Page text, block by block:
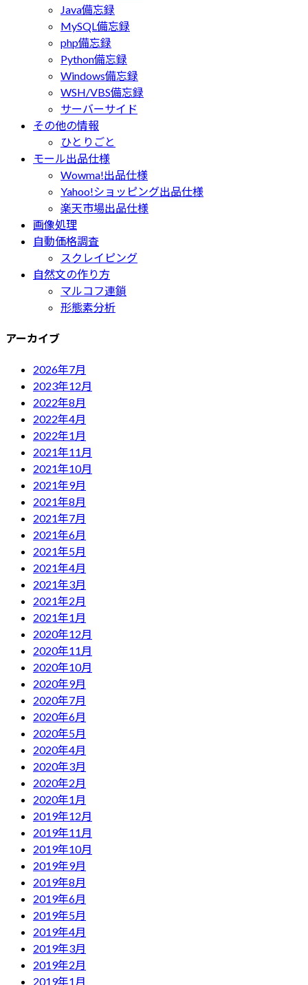
Java備忘録
MySQL備忘録
php備忘録
Python備忘録
Windows備忘録
WSH/VBS備忘録
サーバーサイド
その他の情報
ひとりごと
モール出品仕様
Wowma!出品仕様
Yahoo!ショッピング出品仕様
楽天市場出品仕様
画像処理
自動価格調査
スクレイピング
自然文の作り方
マルコフ連鎖
形態素分析
アーカイブ
2026年7月
2023年12月
2022年8月
2022年4月
2022年1月
2021年11月
2021年10月
2021年9月
2021年8月
2021年7月
2021年6月
2021年5月
2021年4月
2021年3月
2021年2月
2021年1月
2020年12月
2020年11月
2020年10月
2020年9月
2020年7月
2020年6月
2020年5月
2020年4月
2020年3月
2020年2月
2020年1月
2019年12月
2019年11月
2019年10月
2019年9月
2019年8月
2019年6月
2019年5月
2019年4月
2019年3月
2019年2月
2019年1月